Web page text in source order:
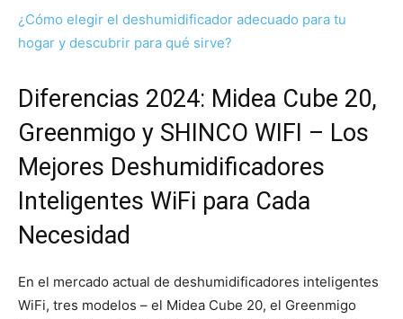
¿Cómo elegir el deshumidificador adecuado para tu
hogar y descubrir para qué sirve?
Diferencias 2024: Midea Cube 20,
Greenmigo y SHINCO WIFI – Los
Mejores Deshumidificadores
Inteligentes WiFi para Cada
Necesidad
En el mercado actual de deshumidificadores inteligentes
WiFi, tres modelos – el Midea Cube 20, el Greenmigo